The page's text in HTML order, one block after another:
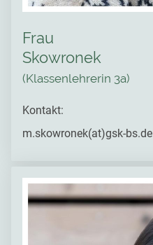
Frau
Skowronek
(Klassenlehrerin 3a)
Kontakt:
m.skowronek(at)gsk-bs.de